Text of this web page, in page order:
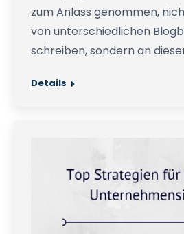
zum Anlass genommen,
von unterschiedlichen
schreiben, sondern an
Details